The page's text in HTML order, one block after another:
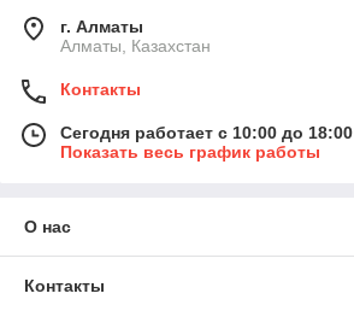
г. Алматы
Алматы, Казахстан
Контакты
Сегодня работает с 10:00 до 18:00
Показать весь график работы
О нас
Контакты